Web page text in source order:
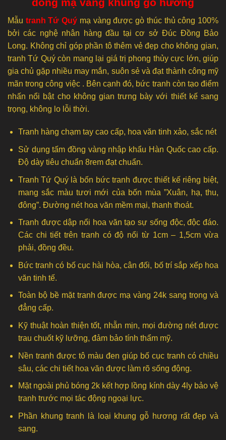
Mẫu tranh Tứ Quý mạ vàng được gò thúc thủ công 100%
bởi các nghệ nhân hàng đầu tại cơ sở Đúc Đồng Bảo
Long. Không chỉ góp phần tô thêm vẻ đẹp cho không gian,
tranh Tứ Quý còn mang lại giá trị phong thủy cực lớn, giúp
gia chủ gặp nhiều may mắn, suôn sẻ và đạt thành công mỹ
mãn trong công việc . Bên cạnh đó, bức tranh còn tạo điểm
nhấn nổi bật cho không gian trưng bày với thiết kế sang
trọng, không lo lỗi thời.
Tranh hàng chạm tay cao cấp, hoa văn tinh xảo, sắc nét
Sử dụng tấm đồng vàng nhập khẩu Hàn Quốc cao cấp.
Độ dày tiêu chuẩn 8rem đạt chuẩn.
Tranh Tứ Quý là bốn bức tranh được thiết kế riêng biệt,
mang sắc màu tươi mới của bốn mùa ”Xuân, hạ, thu,
đông”. Đường nét hoa văn mềm mại, thanh thoát.
Tranh được dập nổi hoa văn tạo sự sống độc, độc đáo.
Các chi tiết trên tranh có độ nổi từ 1cm – 1,5cm vừa
phải, đồng đều.
Bức tranh có bố cục hài hòa, cân đối, bố trí sắp xếp hoa
văn tinh tế.
Toàn bộ bề mặt tranh được mạ vàng 24k sang trọng và
đẳng cấp.
Kỹ thuật hoàn thiện tốt, nhẵn mịn, mọi đường nét được
trau chuốt kỹ lưỡng, đảm bảo tính thẩm mỹ.
Nền tranh được tô màu đen giúp bố cục tranh có chiều
sâu, các chi tiết hoa văn được làm rõ sống động.
Mặt ngoài phủ bóng 2k kết hợp lồng kính dày 4ly bảo vệ
tranh trước mọi tác động ngoại lực.
Phần khung tranh là loại khung gỗ hương rất đẹp và
sang.